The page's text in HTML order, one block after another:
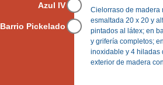
Azul IV
Barrio Pickelado
Cielorraso de madera
esmaltada 20 x 20 y
pintados al látex; en
y grifería completos;
inoxidable y 4 hiladas
exterior de madera